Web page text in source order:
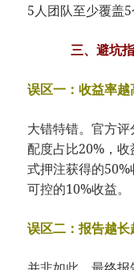
5人团队至少覆盖5
三、避坑
误区一：收益率
大错特错。官方
配度占比20%，
式押注获得的
可控的10%收益。
误区二：报告越长